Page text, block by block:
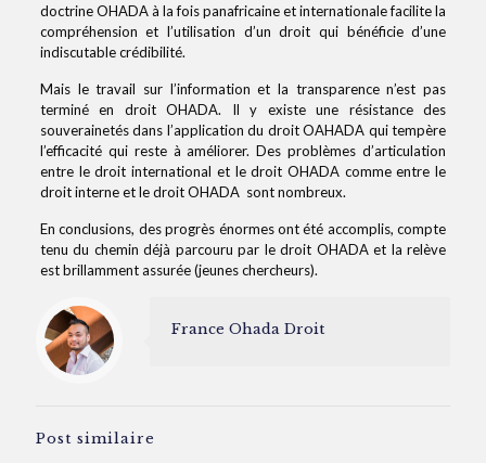
doctrine OHADA à la fois panafricaine et internationale facilite la
compréhension et l’utilisation d’un droit qui bénéficie d’une
indiscutable crédibilité.
Mais le travail sur l’information et la transparence n’est pas
terminé en droit OHADA. Il y existe une résistance des
souverainetés dans l’application du droit OAHADA qui tempère
l’efficacité qui reste à améliorer. Des problèmes d’articulation
entre le droit international et le droit OHADA comme entre le
droit interne et le droit OHADA sont nombreux.
En conclusions, des progrès énormes ont été accomplis, compte
tenu du chemin déjà parcouru par le droit OHADA et la relève
est brillamment assurée (jeunes chercheurs).
France Ohada Droit
Post similaire